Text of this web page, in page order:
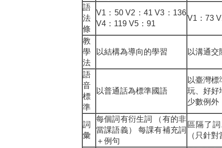
語
法
條
V1：50 V2：41 V3：136
V4：119 V5：91
V1：73
教
學
法
以結構為導向的學習 以溝通
語
音
標
準
以普通話為標準國語
以臺灣
玩、好好
少數例外
詞
彙
每個詞有衍生詞 （有的非
當課語義） 每課有補充詞
＋例句
區隔了
（只針